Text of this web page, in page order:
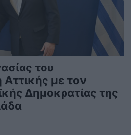
του
Αττικής με τον
Δημοκρατίας της